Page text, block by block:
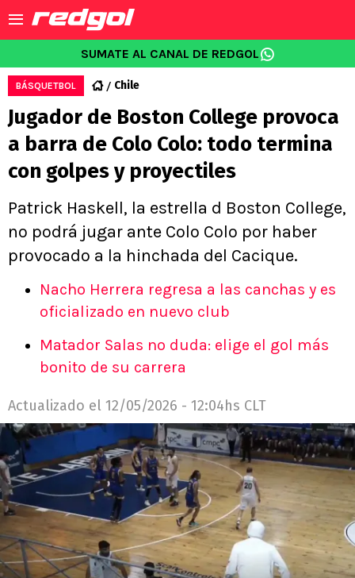
SUMATE AL CANAL DE REDGOL
BÁSQUETBOL Chile
Jugador de Boston College provoca
a barra de Colo Colo: todo termina
con golpes y proyectiles
Patrick Haskell, la estrella d Boston College,
no podrá jugar ante Colo Colo por haber
provocado a la hinchada del Cacique.
Nacho Herrera regresa a las canchas y es
oficializado en nuevo club
Matador Salas no duda: elige el gol más
bonito de su carrera
Actualizado el 12/05/2026 - 12:04hs CLT